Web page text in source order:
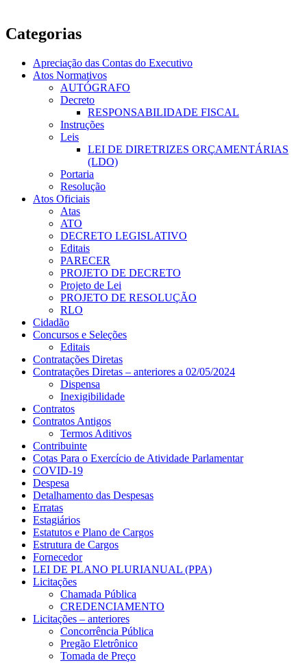
Categorias
Apreciação das Contas do Executivo
Atos Normativos
AUTÓGRAFO
Decreto
RESPONSABILIDADE FISCAL
Instruções
Leis
LEI DE DIRETRIZES ORÇAMENTÁRIAS
(LDO)
Portaria
Resolução
Atos Oficiais
Atas
ATO
DECRETO LEGISLATIVO
Editais
PARECER
PROJETO DE DECRETO
Projeto de Lei
PROJETO DE RESOLUÇÃO
RLO
Cidadão
Concursos e Seleções
Editais
Contratações Diretas
Contratações Diretas – anteriores a 02/05/2024
Dispensa
Inexigibilidade
Contratos
Contratos Antigos
Termos Aditivos
Contribuinte
Cotas Para o Exercício de Atividade Parlamentar
COVID-19
Despesa
Detalhamento das Despesas
Erratas
Estagiários
Estatutos e Plano de Cargos
Estrutura de Cargos
Fornecedor
LEI DE PLANO PLURIANUAL (PPA)
Licitações
Chamada Pública
CREDENCIAMENTO
Licitações – anteriores
Concorrência Pública
Pregão Eletrônico
Tomada de Preço